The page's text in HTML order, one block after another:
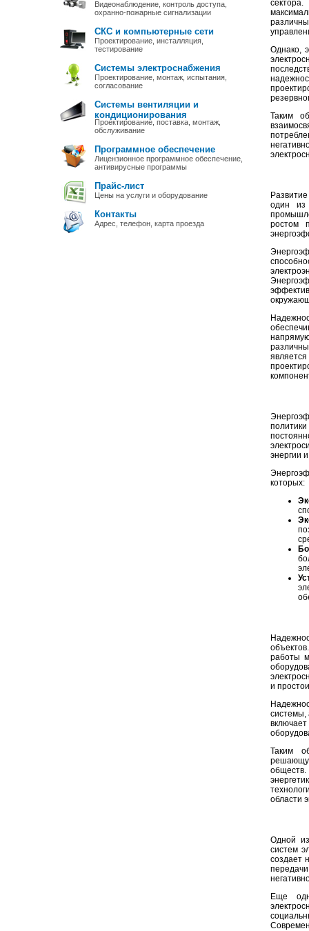
Видеонаблюдение, контроль доступа,
охранно-пожарные сигнализации
СКС и компьютерные сети
Проектирование, инсталляция,
тестирование
Системы электроснабжения
Проектирование, монтаж, испытания,
согласование
Системы вентиляции и
кондиционирования
Проектирование, поставка, монтаж,
обслуживание
Программное обеспечение
Лицензионное программное обеспечение,
антивирусные программы
Прайс-лист
Цены на услуги и оборудование
Контакты
Адрес, телефон, карта проезда
Однако,
Таким
один из
ростом
энергии
которых:
работы
и
системы,
Таким
области
Одной
систем
создает
Еще